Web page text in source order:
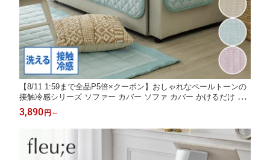
【8/11 1:59まで全品P5倍×クーポン】おしゃれなペールトーンの
接触冷感シリーズ ソファー カバー ソファ カバー かけるだけ 冷
感 汚れ防止 洗える 簡単装着 無地 シンプル ニッセン nissen 座面
幅95cm 肘なし 座面幅145cm 肘あり
3,890 円 ～